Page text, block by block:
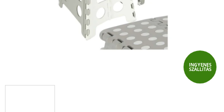
INGYENES
SZÁLLÍTÁS